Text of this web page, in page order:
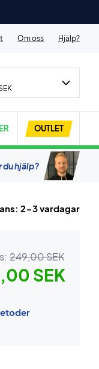
Om oss Hjälp?
OUTLET
du hjälp?
2-3 vardagar
249,00 SEK
SEK